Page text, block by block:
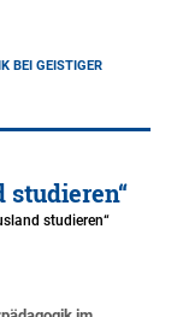
BEI GEISTIGER
studieren“
studieren“